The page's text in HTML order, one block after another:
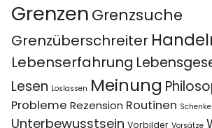
Grenzen Grenzsuche
Grenzüberschreiter
Lebenserfahrung
Lesen Loslassen Meinung
Probleme Rezension Routinen
Unterbewusstsein Vorbilder Vorsätze